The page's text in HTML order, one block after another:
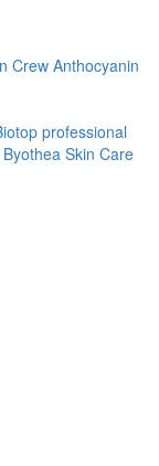
CrewAnthocyanin
professional
Byothea Skin Care